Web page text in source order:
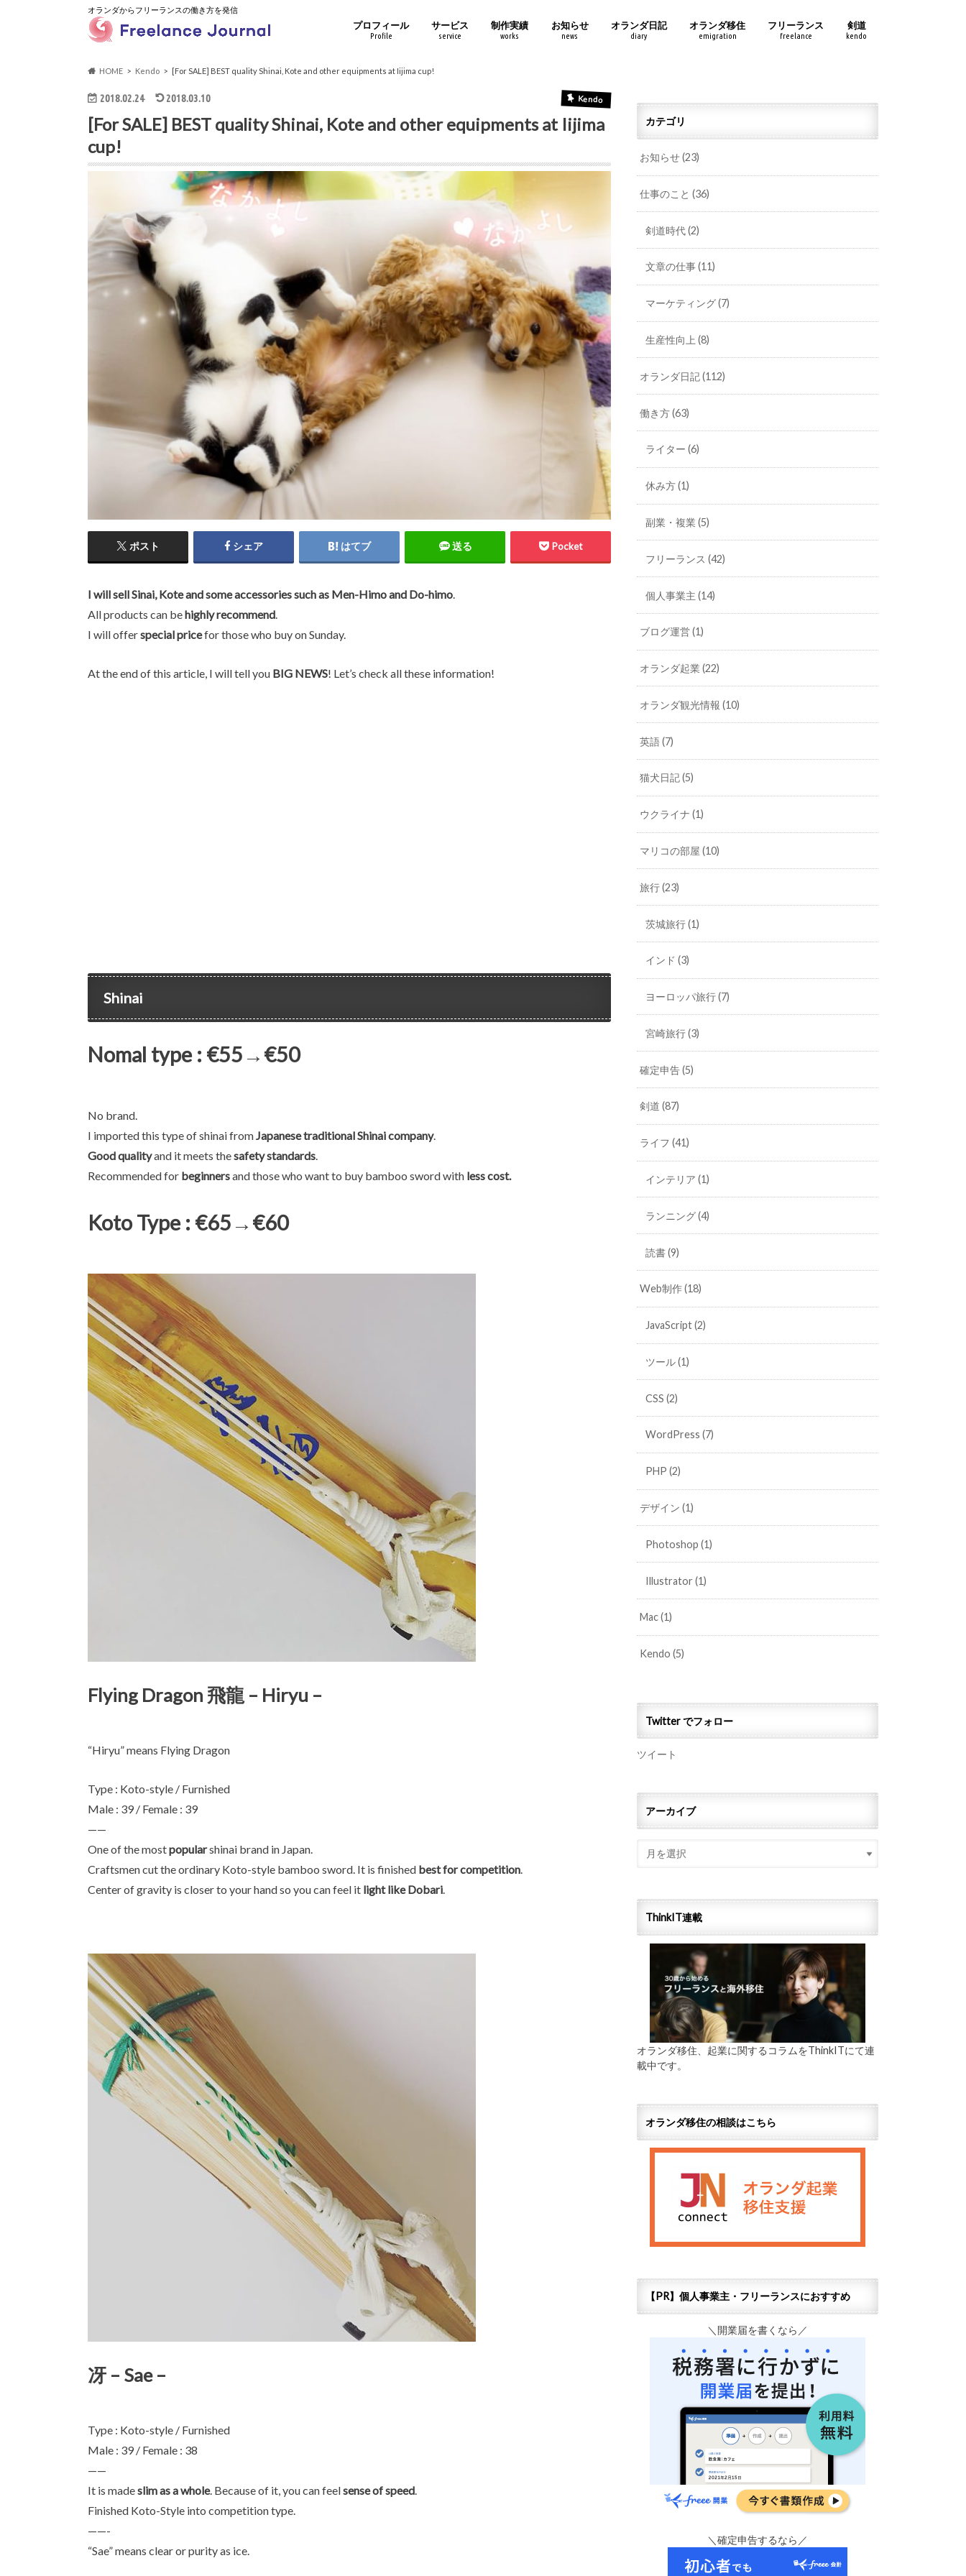
オランダからフリーランスの働き方を発信
プロフィール
Profile
サービス
service
制作実績
works
お知らせ
news
オランダ日記
diary
オランダ移住
emigration
フリーランス
freelance
剣道
kendo
HOME Kendo [For SALE] BEST quality Shinai, Kote and other equipments at Iijima cup!
2018.02.24 2018.03.10 Kendo
[For SALE] BEST quality Shinai, Kote and other equipments at Iijima
cup!
ポスト シェア はてブ 送る Pocket
I will sell Sinai, Kote and some accessories such as Men-Himo and Do-himo.
All products can behighly recommend.
I will offerspecial pricefor those who buy on Sunday.
At the end of this article, I will tell you BIG NEWS! Let’s check all these information!
Shinai
Nomal type : €55→€50
No brand.
I imported this type of shinai fromJapanese traditional Shinai company.
Good qualityand it meets thesafety standards.
Recommended for beginnersand those who want to buy bamboo sword with less cost.
Koto Type : €65→€60
Flying Dragon 飛龍 – Hiryu –
“Hiryu” means Flying Dragon
Type : Koto-style / Furnished
Male : 39 / Female : 39
——
One of the mostpopularshinai brand in Japan.
Craftsmen cut the ordinary Koto-style bamboo sword. It is finished best for competition
Center of gravity is closer to your hand so you can feel it light like Dobari
冴 – Sae –
Type : Koto-style / Furnished
Male : 39 / Female : 38
——
It is madeslim as a whole. Because of it, you can feelsense of speed.
Finished Koto-Style into competition type.
——-
“Sae” means clear or purity as ice.
カテゴリ
お知らせ(23)
仕事のこと(36)
剣道時代(2)
文章の仕事(11)
マーケティング(7)
生産性向上 (8)
オランダ日記(112)
働き方(63)
ライター (6)
休み方(1)
副業・複業 (5)
フリーランス (42)
個人事業主 (14)
ブログ運営(1)
オランダ起業(22)
オランダ観光情報(10)
英語(7)
猫犬日記(5)
ウクライナ(1)
マリコの部屋(10)
旅行(23)
茨城旅行(1)
インド (3)
ヨーロッパ旅行(7)
宮崎旅行(3)
確定申告(5)
剣道(87)
ライフ(41)
インテリア (1)
ランニング(4)
読書(9)
Web制作(18)
JavaScript(2)
ツール(1)
CSS (2)
WordPress (7)
PHP (2)
デザイン(1)
Photoshop (1)
Illustrator (1)
Mac(1)
Kendo(5)
Twitter でフォロー
ツイート
アーカイブ
ThinkIT連載
オランダ移住、起業に関するコラムをThinkITにて連
載中です。
オランダ移住の相談はこちら
【PR】個人事業主・フリーランスにおすすめ
＼開業届を書くなら／
＼確定申告するなら／